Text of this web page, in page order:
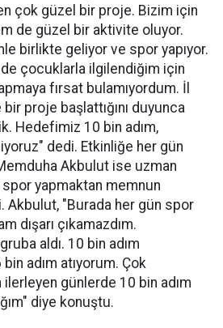
çok güzel bir proje. Bizim için
de güzel bir aktivite oluyor.
birlikte geliyor ve spor yapıyor.
de çocuklarla ilgilendiğim için
fırsat bulamıyordum. İl
proje başlattığını duyunca
Hedefimiz 10 bin adım,
dedi. Etkinliğe her gün
Memduha Akbulut ise uzman
yapmaktan memnun
Akbulut, "Burada her gün spor
dışarı çıkamazdım.
aldı. 10 bin adım
adım atıyorum. Çok
günlerde 10 bin adım
diye konuştu.